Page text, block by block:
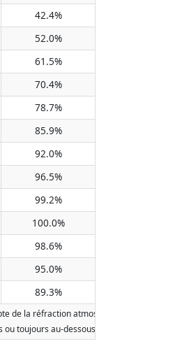
42.4%
52.0%
61.5%
70.4%
78.7%
85.9%
92.0%
96.5%
99.2%
100.0%
98.6%
95.0%
89.3%
la réfraction atmosphérique terrestre.
au-dessous de l'horizon). Deux